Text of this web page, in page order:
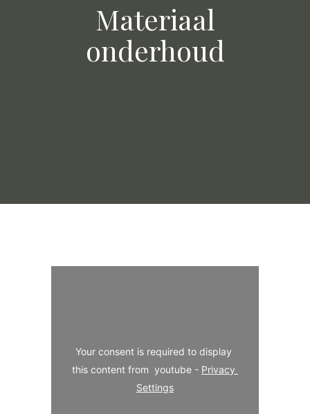
Materiaal
onderhoud
Your consent is required to display
this content from  youtube - Privacy
Settings